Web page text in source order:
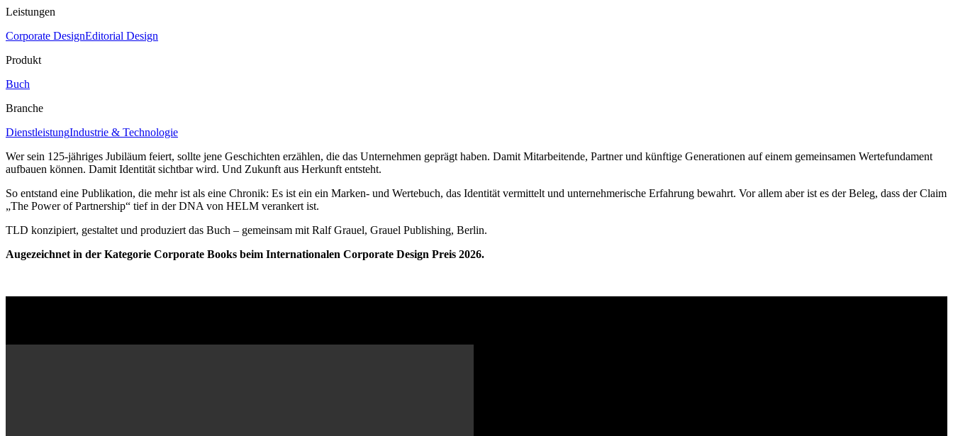
Leistungen
Corporate DesignEditorial Design
Produkt
Buch
Branche
DienstleistungIndustrie & Technologie
Wer sein 125-jähriges Jubiläum feiert, sollte jene Geschichten erzählen, die das Unternehmen geprägt haben. Damit Mitarbeitende, Partner und künftige Generationen auf einem gemeinsamen Wertefundament
aufbauen können. Damit Identität sichtbar wird. Und Zukunft aus Herkunft entsteht.
So entstand eine Publikation, die mehr ist als eine Chronik: Es ist ein ein Marken- und Wertebuch, das Identität vermittelt und unternehmerische Erfahrung bewahrt. Vor allem aber ist es der Beleg, dass der Claim
„The Power of Partnership“ tief in der DNA von HELM verankert ist.
TLD konzipiert, gestaltet und produziert das Buch – gemeinsam mit Ralf Grauel, Grauel Publishing, Berlin.
Augezeichnet in der Kategorie Corporate Books beim Internationalen Corporate Design Preis 2026.